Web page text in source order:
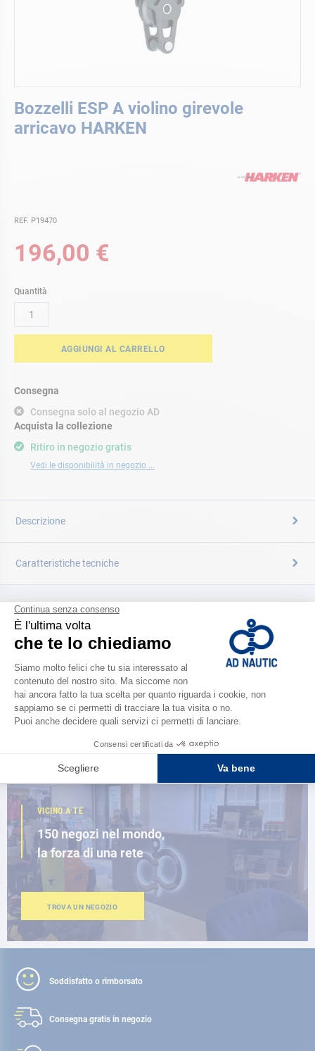
Bozzelli ESP A violino girevole
arricavo HARKEN
REF. P19470
196,00 €
Quantità
AGGIUNGI AL CARRELLO
Consegna
Consegna solo al negozio AD
Ritiro in negozio gratis
Vedi le disponibilità in negozio ...
Acquista la collezione
all'inizio
galleria
Descrizione
Caratteristiche tecniche
CATALOGARE
Scopri la
nuova guida AD 2026
SFOGLIA IL CATALOGO
VICINO A TE
150 negozi nel mondo,
la forza di una rete
TROVA UN NEGOZIO
Soddisfatto o rimborsato
Consegna gratis in negozio